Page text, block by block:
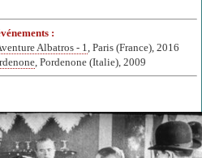
:
Albatros - 1, Paris (France), 2016
, Pordenone (Italie), 2009